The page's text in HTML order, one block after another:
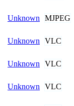
Unknown MJPEG
Unknown VLC
Unknown VLC
Unknown VLC